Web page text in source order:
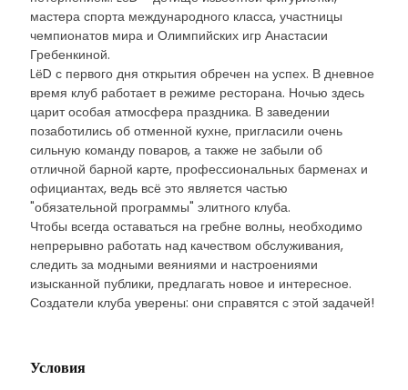
мастера спорта международного класса, участницы
чемпионатов мира и Олимпийских игр Анастасии
Гребенкиной.
LёD с первого дня открытия обречен на успех. В дневное
время клуб работает в режиме ресторана. Ночью здесь
царит особая атмосфера праздника. В заведении
позаботились об отменной кухне, пригласили очень
сильную команду поваров, а также не забыли об
отличной барной карте, профессиональных барменах и
официантах, ведь всё это является частью
"обязательной программы" элитного клуба.
Чтобы всегда оставаться на гребне волны, необходимо
непрерывно работать над качеством обслуживания,
следить за модными веяниями и настроениями
изысканной публики, предлагать новое и интересное.
Создатели клуба уверены: они справятся с этой задачей!
Условия